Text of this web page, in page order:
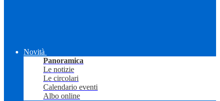
Novità
Panoramica
Le notizie
Le circolari
Calendario eventi
Albo online